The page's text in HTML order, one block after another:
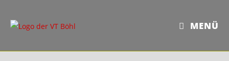
Inhalt
springen
MENÜ